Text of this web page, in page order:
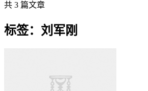
共 3 篇文章
标签：刘军刚